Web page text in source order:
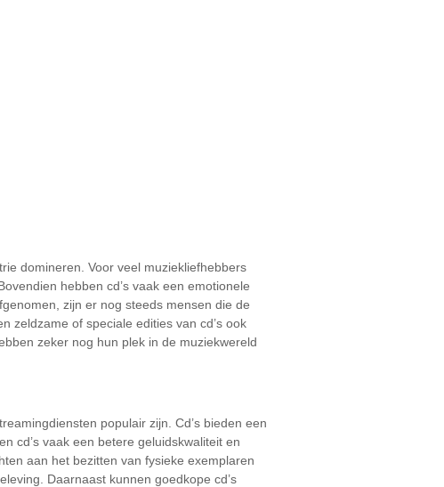
domineren. Voor veel muziekliefhebbers
hebben cd’s vaak een emotionele
zijn er nog steeds mensen die de
zeldzame of speciale edities van cd’s ook
zeker nog hun plek in de muziekwereld
populair zijn. Cd’s bieden een
cd’s vaak een betere geluidskwaliteit en
aan het bezitten van fysieke exemplaren
Daarnaast kunnen goedkope cd’s